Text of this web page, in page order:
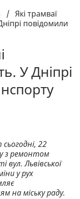
/ Які трамваї
повідомили
У Дніпрі
22
з ремонтом
вул. Львівської
у рух
на міську раду.